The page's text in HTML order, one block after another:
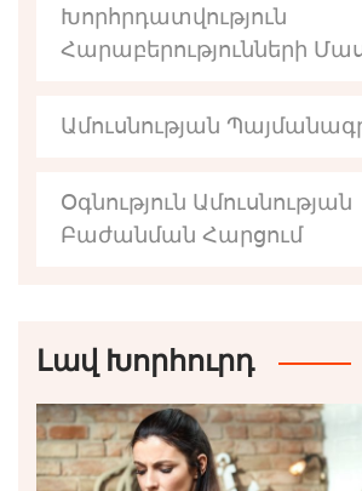
Խորհրդատվություն
Հարաբերությունների
Ամուսնության
Օգնություն Ամուսնության
Բաժանման Հարցում
Լավ Խորհուրդ